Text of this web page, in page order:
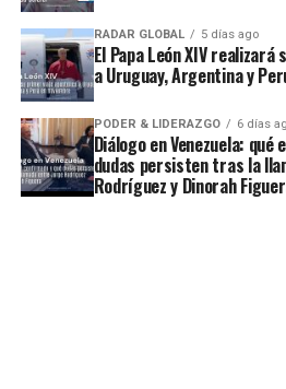
RADAR GLOBAL 5 días ago
El Papa León XIV
a Uruguay, Argentina y
PODER & LIDERAZGO 6 días
Diálogo en Venezuela:
dudas persisten tras la
Rodríguez y Dinorah